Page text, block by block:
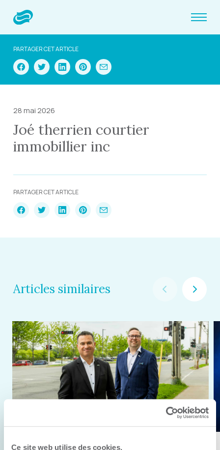
Ce site web utilise des cookies.
PARTAGER CET ARTICLE
28 mai 2026
Joé therrien courtier
immobillier inc
PARTAGER CET ARTICLE
Articles similaires